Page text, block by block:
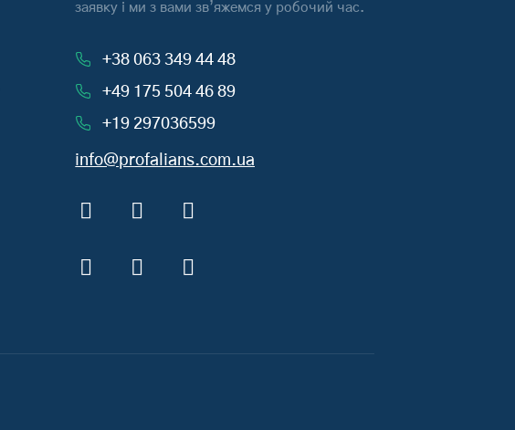
заявку і ми з вами зв’яжемся у робочий час.
+38 063 349 44 48
+49 175 504 46 89
+19 297036599
info@profalians.com.ua